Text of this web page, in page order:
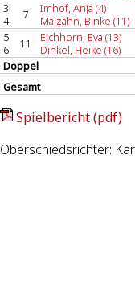
3
4
7
Imhof, Anja (4)
Malzahn, Binke (11)
5
6
11
Eichhorn, Eva (13)
Dinkel, Heike (16)
Doppel
Gesamt
Spielbericht (pdf)
Oberschiedsrichter: